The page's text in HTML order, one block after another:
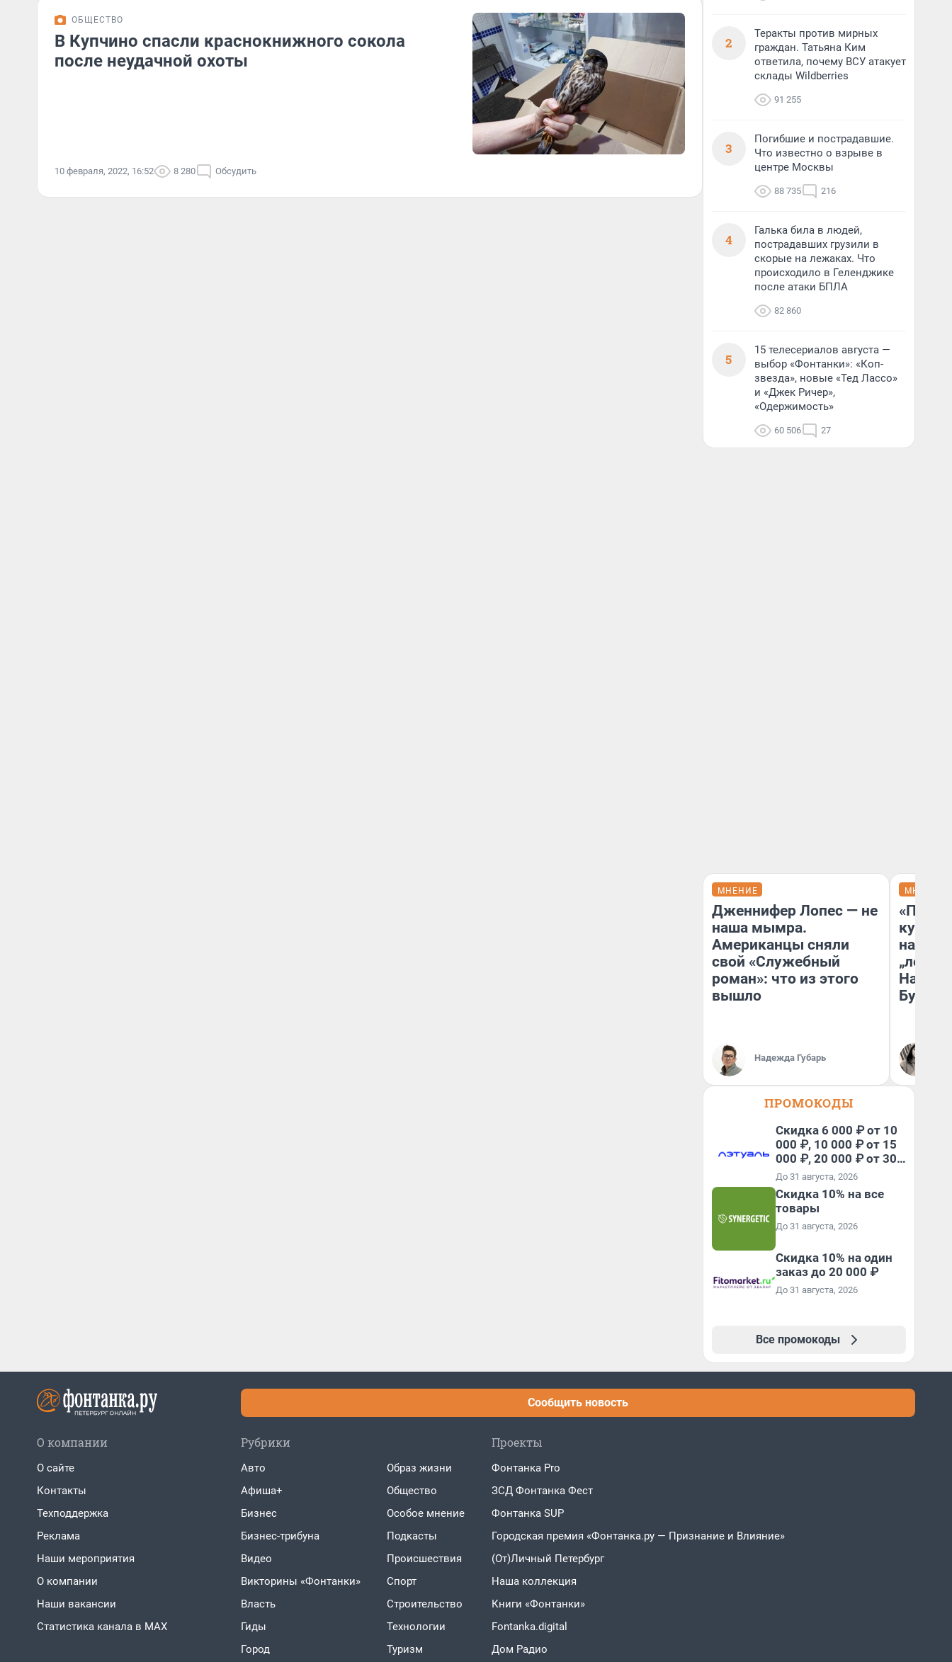
ОБЩЕСТВО
В Купчино спасли краснокнижного сокола
после неудачной охоты
10 февраля, 2022, 16:52 8 280 Обсудить
2
Теракты против мирных
граждан. Татьяна Ким
ответила, почему ВСУ атакует
склады Wildberries
91 255
3
Погибшие и пострадавшие.
Что известно о взрыве в
центре Москвы
88 735 216
4
Галька била в людей,
пострадавших грузили в
скорые на лежаках. Что
происходило в Геленджике
после атаки БПЛА
82 860
5
15 телесериалов августа —
выбор «Фонтанки»: «Коп-
звезда», новые «Тед Лассо»
и «Джек Ричер»,
«Одержимость»
60 506 27
МНЕНИЕ
Дженнифер Лопес — не
наша мымра.
Американцы сняли
свой «Служебный
роман»: что из этого
вышло
Надежда Губарь
МНЕНИЕ
«Пласт
На
ПРОМОКОДЫ
Скидка 6 000 ₽ от 10
000 ₽, 10 000 ₽ от 15
000 ₽, 20 000 ₽ от 30
000 ₽ и 35 000 ₽ от 50
000 ₽ на первый и все
повторные заказы по
промокоду НАБЕРИ
До 31 августа, 2026
Скидка 10% на все
товары
До 31 августа, 2026
Скидка 10% на один
заказ до 20 000 ₽
До 31 августа, 2026
Все промокоды
Сообщить новость
О компании
О сайте
Контакты
Техподдержка
Реклама
Наши мероприятия
О компании
Наши вакансии
Статистика канала в MAX
Рубрики
Авто
Афиша+
Бизнес
Бизнес-трибуна
Видео
Викторины «Фонтанки»
Власть
Гиды
Город
Образ жизни
Общество
Особое мнение
Подкасты
Проиcшествия
Спорт
Строительство
Технологии
Туризм
Проекты
Фонтанка Pro
ЗСД Фонтанка Фест
Фонтанка SUP
Городская премия «Фонтанка.ру — Признание и Влияние»
(От)Личный Петербург
Наша коллекция
Книги «Фонтанки»
Fontanka.digital
Дом Радио